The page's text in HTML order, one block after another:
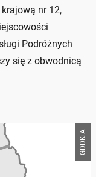
nr 12,
Podróżnych
się z obwodnicą
GDDKiA